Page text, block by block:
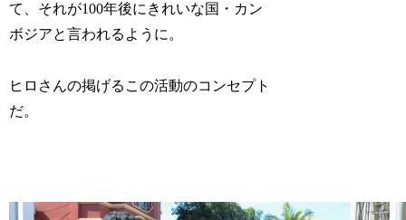
て、それが100年後にきれいな国・カン
ボジアと言われるように。
ヒロさんの掲げるこの活動のコンセプト
だ。